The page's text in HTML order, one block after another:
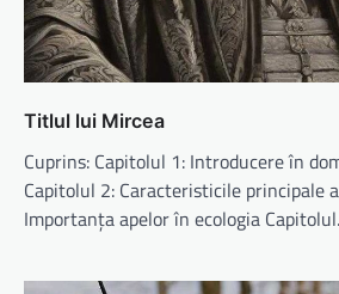
Titlul lui Mircea
Cuprins: Capitolul 1: Introducere în
Capitolul 2: Caracteristicile principale
Importanța apelor în ecologia